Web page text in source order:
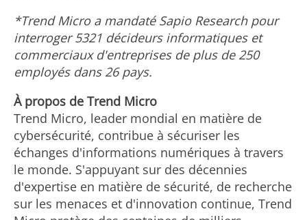
*Trend Micro a mandaté Sapio Research pour
interroger 5321 décideurs informatiques et
commerciaux d'entreprises de plus de 250
employés dans 26 pays.
À propos de Trend Micro
Trend Micro, leader mondial en matière de
cybersécurité, contribue à sécuriser les
échanges d'informations numériques à travers
le monde. S'appuyant sur des décennies
d'expertise en matière de sécurité, de recherche
sur les menaces et d'innovation continue, Trend